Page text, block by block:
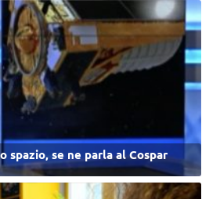
se ne parla al Cospar